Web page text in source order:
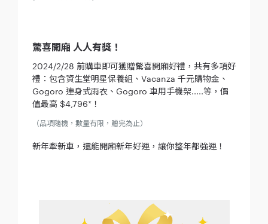
驚喜開廂 人人有獎！
2024/2/28 前購車即可獲贈驚喜開廂好禮，共有多項好
禮：包含資生堂明星保養組、Vacanza 千元購物金、
Gogoro 連身式雨衣、Gogoro 車用手機架.....等，價
值最高 $4,796*！
（品項隨機，數量有限，贈完為止）
新年牽新車，還能開廂新年好運，讓你整年都強運！